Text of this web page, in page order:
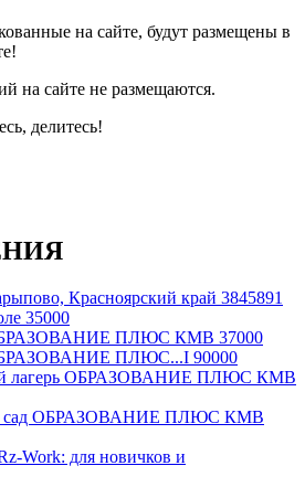
на сайте, будут размещены в
на сайте не размещаются.
делитесь!
Красноярский край 3845891
35000
ОБРАЗОВАНИЕ ПЛЮС КМВ 37000
ПЛЮС...I 90000
лагерь ОБРАЗОВАНИЕ ПЛЮС КМВ
сад ОБРАЗОВАНИЕ ПЛЮС КМВ
Work: для новичков и